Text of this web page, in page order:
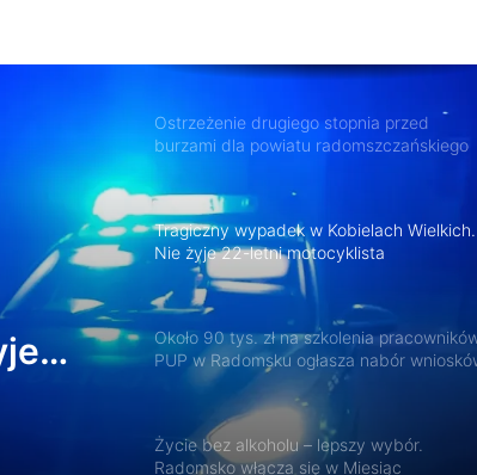
Tragiczny wypadek w Kobielach Wielkich.
Nie żyje 22-letni motocyklista
Około 90 tys. zł na szkolenia pracowników.
PUP w Radomsku ogłasza nabór wniosków
Życie bez alkoholu – lepszy wybór.
Radomsko włącza się w Miesiąc
119 km/h w terenie zabudowanym. 37-